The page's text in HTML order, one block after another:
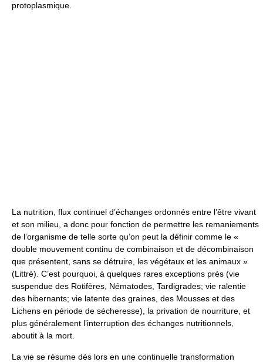
protoplasmique.
La nutrition, flux continuel d’échanges ordonnés entre l’être vivant
et son milieu, a donc pour fonction de permettre les remaniements
de l’organisme de telle sorte qu’on peut la définir comme le «
double mouvement continu de combinaison et de décombinaison
que présentent, sans se détruire, les végétaux et les animaux »
(Littré). C’est pourquoi, à quelques rares exceptions près (vie
suspendue des Rotifères, Nématodes, Tardigrades; vie ralentie
des hibernants; vie latente des graines, des Mousses et des
Lichens en période de sécheresse), la privation de nourriture, et
plus généralement l’interruption des échanges nutritionnels,
aboutit à la mort.
La vie se résume dès lors en une continuelle transformation